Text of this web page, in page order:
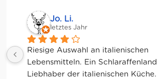
Jessica Chu
letztes Jahr
Tolle Auswahl! Die Frischetheke
Kaffee sind ebenfalls sensationell.
glutenfreie Optionen.